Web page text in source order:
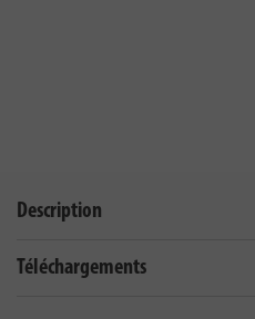
Description
Téléchargements